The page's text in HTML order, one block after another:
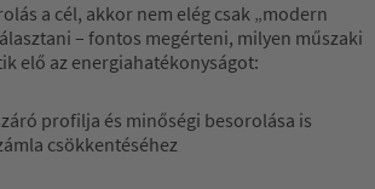
a cél, akkor nem elég csak „modern
– fontos megérteni, milyen műszaki
elő az energiahatékonyságot:
profilja és minőségi besorolása is
csökkentéséhez